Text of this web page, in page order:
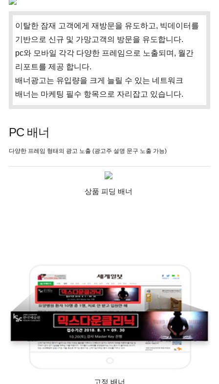
이탈한 잠재 고객에게 재방문을 유도하고, 빅데이터를
기반으로 신규 및 가망고객의 방문을 유도합니다.
pc와 모바일 각각 다양한 프레임으로 노출되며, 월간
리포트를 제공 합니다.
배너광고는 유입량을 크게 늘릴 수 있는 네트워크
배너는 마케팅 필수 항목으로 자리잡고 있습니다.
PC 배너
다양한 프레임 형태의 광고 노출 (광고주 설명 문구 노출 가능)
상품 피딩 배너
고정 배너